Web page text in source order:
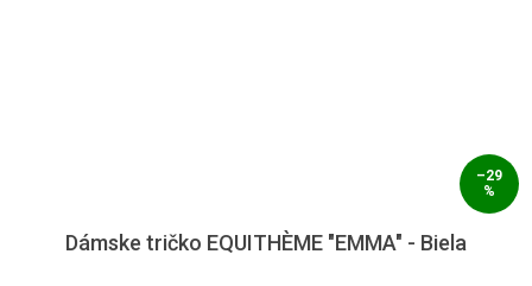
–29
%
Dámske tričko EQUITHÈME "EMMA" - Biela